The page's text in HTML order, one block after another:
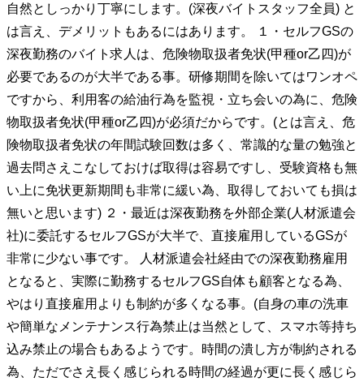
自然としっかり丁寧にします。(深夜バイトスタッフ全員) と
は言え、デメリットもあるにはあります。 １・セルフGSの
深夜勤務のバイト求人は、危険物取扱者免状(甲種or乙四)が
必要であるのが大半である事。研修期間を除いてはワンオペ
ですから、利用客の給油行為を監視・立ち会いの為に、危険
物取扱者免状(甲種or乙四)が必須だからです。(とは言え、危
険物取扱者免状の年間試験回数は多く、常識的な量の勉強と
過去問さえこなしておけば取得は容易ですし、受験資格も無
い上に免状更新期間も非常に緩い為、取得しておいても損は
無いと思います) ２・最近は深夜勤務を外部企業(人材派遣会
社)に委託するセルフGSが大半で、直接雇用しているGSが
非常に少ない事です。 人材派遣会社経由での深夜勤務雇用
となると、実際に勤務するセルフGS自体も顧客となる為、
やはり直接雇用よりも制約が多くなる事。(自身の車の洗車
や簡単なメンテナンス行為禁止は当然として、スマホ等持ち
込み禁止の場合もあるようです。時間の潰し方が制約される
為、ただでさえ長く感じられる時間の経過が更に長く感じら